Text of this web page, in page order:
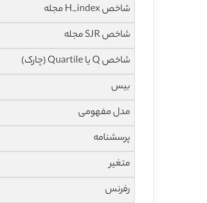
شاخص H_index مجله
شاخص SJR مجله
شاخص Q یا Quartile (چارک)
بیس
مدل مفهومی
پرسشنامه
متغیر
رفرنس